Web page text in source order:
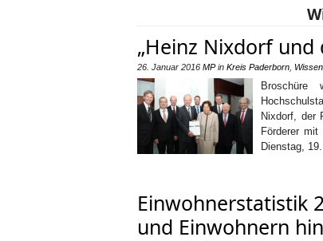
„Heinz Nixdorf und
26. Januar 2016 MPin Kreis Paderborn
Broschüre
Nixdorf, der
Förderer
Dienstag,
Einwohnerstatistik
und Einwohnern